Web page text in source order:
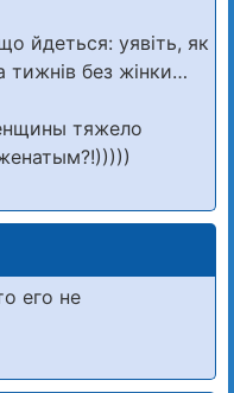
йдеться: уявіть, як
тижнів без жінки…
тяжело
его не